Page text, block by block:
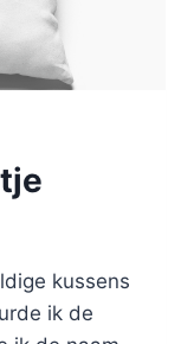
kussens
ik de